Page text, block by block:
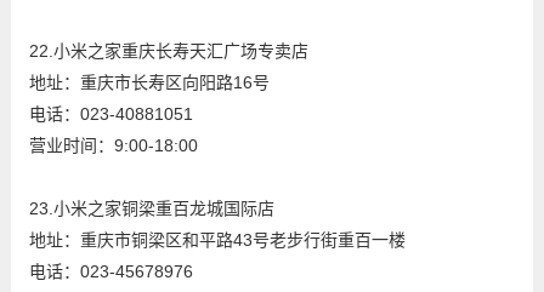
22.小米之家重庆长寿天汇广场专卖店
地址：重庆市长寿区向阳路16号
电话：023-40881051
营业时间：9:00-18:00
23.小米之家铜梁重百龙城国际店
地址：重庆市铜梁区和平路43号老步行街重百一楼
电话：023-45678976